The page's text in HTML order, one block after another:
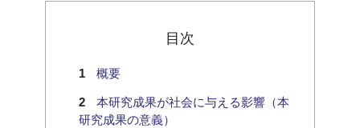
目次
概要
本研究成果が社会に与える影響（本
研究成果の意義）